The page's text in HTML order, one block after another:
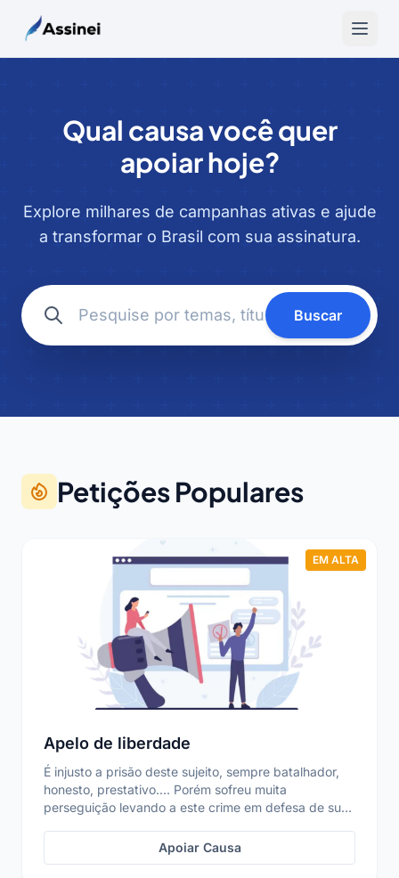
Qual causa você quer
apoiar hoje?
Explore milhares de campanhas ativas e ajude
a transformar o Brasil com sua assinatura.
Buscar
Petições Populares
EM ALTA
Apelo de liberdade
É injusto a prisão deste sujeito, sempre batalhador,
honesto, prestativo.... Porém sofreu muita
perseguição levando a este crime em defesa de sua
Apoiar Causa